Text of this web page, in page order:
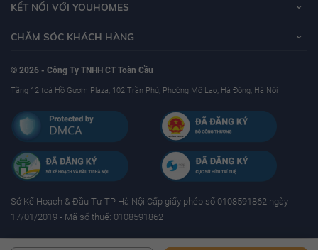
KẾT NỐI VỚI YOUHOMES
CHĂM SÓC KHÁCH HÀNG
© 2026 - Công Ty TNHH CT Toàn Cầu
Tầng 12 toà Hồ Gươm Plaza, 102 Trần Phú, Phường Mộ Lao, Hà Đông, Hà Nội
Sở Kế Hoạch & Ðầu Tư TP Hà Nội Cấp giấy phép số 0108591862 ngày
17/01/2019 - Mã số thuế: 0108591862